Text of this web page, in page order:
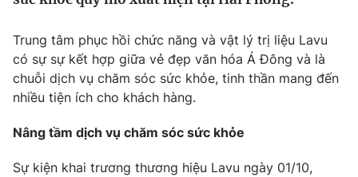
Tin tức
Thế giới đó đây
Kinh tế
Tài chính
Thị trường
Dữ liệu và đời sống
Trung tâm phục hồi chức năng và vật lý trị liệu Lavu
có sự sự kết hợp giữa vẻ đẹp văn hóa Á Đông và là
chuỗi dịch vụ chăm sóc sức khỏe, tinh thần mang đến
nhiều tiện ích cho khách hàng.
Nâng tầm dịch vụ chăm sóc sức khỏe
Sự kiện khai trương thương hiệu Lavu ngày 01/10,